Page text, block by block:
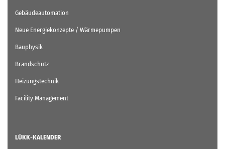
Gebäudeautomation
Neue Energiekonzepte / Wärmepumpen
Bauphysik
Brandschutz
Heizungstechnik
Facility Management
LÜKK-KALENDER